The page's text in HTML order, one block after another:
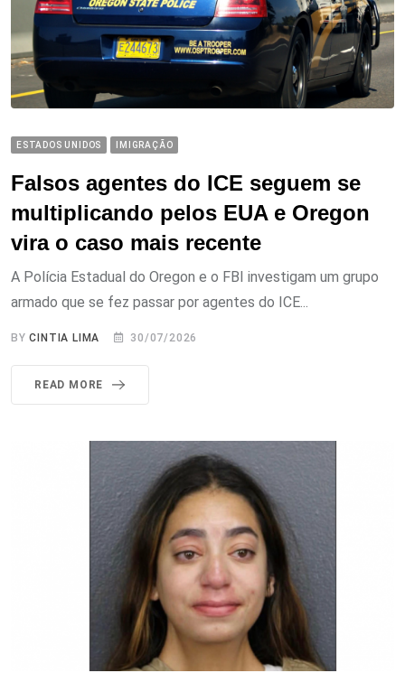
ESTADOS UNIDOS IMIGRAÇÃO
Falsos agentes do ICE seguem se
multiplicando pelos EUA e Oregon
vira o caso mais recente
A Polícia Estadual do Oregon e o FBI investigam um grupo
armado que se fez passar por agentes do ICE...
BYCINTIA LIMA 30/07/2026
READ MORE